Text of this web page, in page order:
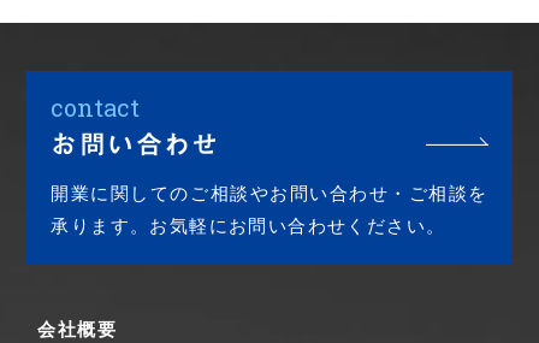
contact
お問い合わせ
開業に関してのご相談やお問い合わせ・ご相談を
承ります。お気軽にお問い合わせください。
会社概要